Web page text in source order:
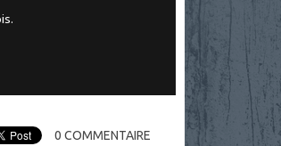
0 COMMENTAIRE